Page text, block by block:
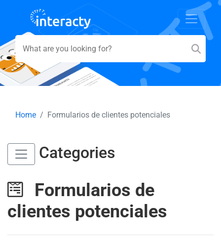
Home Formularios de clientes potenciales
Categories
Formularios de
clientes potenciales